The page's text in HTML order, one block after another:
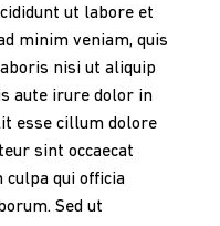
ut labore et
minim veniam, quis
nisi ut aliquip
aute irure dolor in
esse cillum dolore
sint occaecat
qui officia
Sed ut